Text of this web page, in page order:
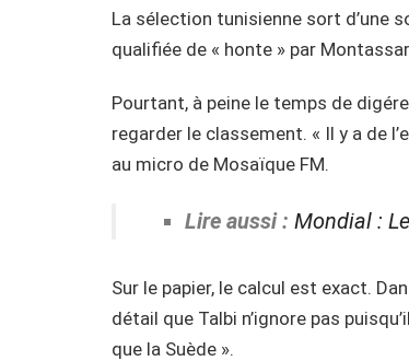
La sélection tunisienne sort d’une
qualifiée de « honte » par
Pourtant, à peine le temps de
regarder le classement. « Il y a de
au micro de Mosaïque FM.
Lire aussi : Mondial :
Sur le papier, le calcul est exact.
détail que Talbi n’ignore pas
que la Suède ».